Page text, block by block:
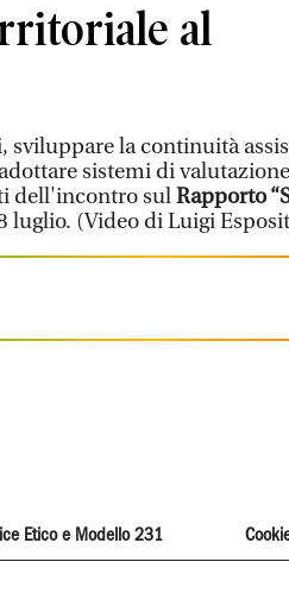
al
la continuità
sistemi di
dell'incontro sulRapporto
luglio. (Video di Luigi
Etico e Modello 231